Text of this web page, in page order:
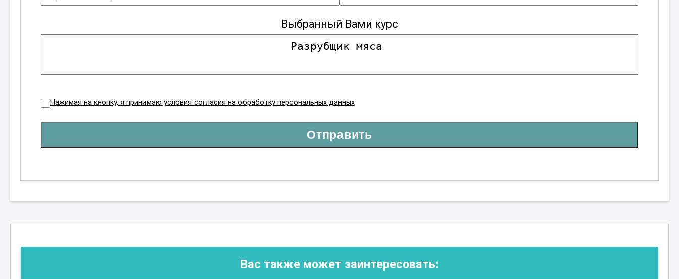
Выбранный Вами курс
Нажимая на кнопку, я принимаю условия согласия на обработку персональных данных
Отправить
Вас также может заинтересовать: